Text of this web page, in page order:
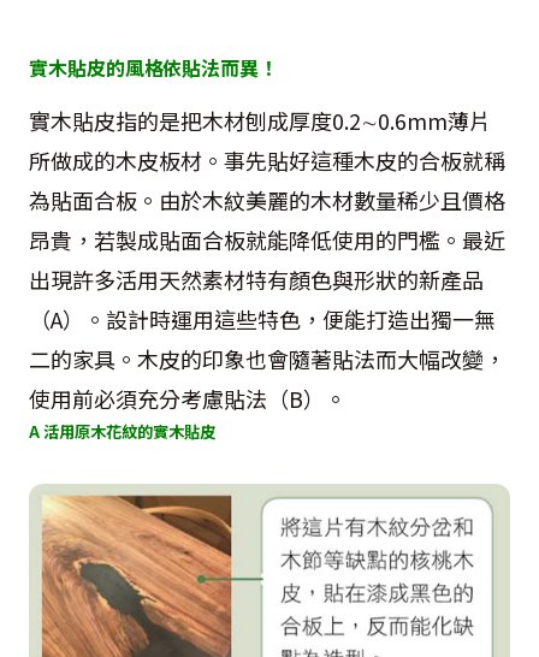
實木貼皮的風格依貼法而異！
實木貼皮指的是把木材刨成厚度0.2∼0.6mm薄片
所做成的木皮板材。事先貼好這種木皮的合板就稱
為貼面合板。由於木紋美麗的木材數量稀少且價格
昂貴，若製成貼面合板就能降低使用的門檻。最近
出現許多活用天然素材特有顏色與形狀的新產品
（A）。設計時運用這些特色，便能打造出獨一無
二的家具。木皮的印象也會隨著貼法而大幅改變，
使用前必須充分考慮貼法（B）。
A 活用原木花紋的實木貼皮